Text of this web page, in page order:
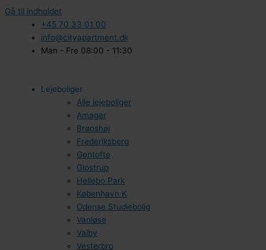
Gå til indholdet
+45 70 33 01 00
info@cityapartment.dk
Man - Fre 08:00 - 11:30
Lejeboliger
Alle lejeboliger
Amager
Brønshøj
Frederiksberg
Gentofte
Glostrup
Hellebo Park
København K
Odense Studiebolig
Vanløse
Valby
Vesterbro